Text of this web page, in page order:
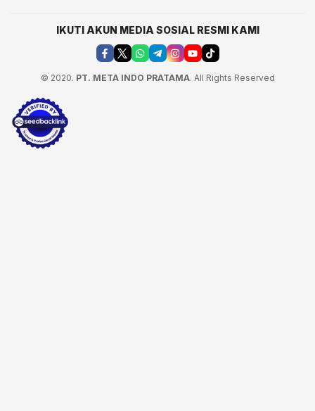
IKUTI AKUN MEDIA SOSIAL RESMI KAMI
© 2020. PT. META INDO PRATAMA. All Rights Reserved